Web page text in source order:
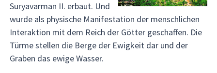
Suryavarman II. erbaut. Und
wurde als physische Manifestation der menschlichen
Interaktion mit dem Reich der Götter geschaffen. Die
Türme stellen die Berge der Ewigkeit dar und der
Graben das ewige Wasser.